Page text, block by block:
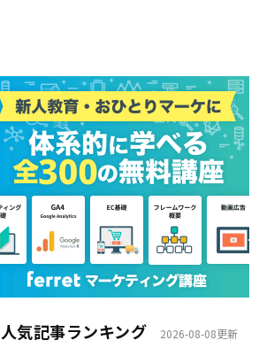
人気記事ランキング 2026-08-08更新